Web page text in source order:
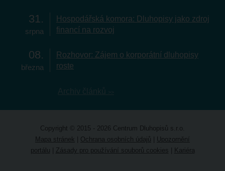
31
srpna
Hospodářská komora: Dluhopisy jako zdroj
financí na rozvoj
08
března
Rozhovor: Zájem o korporátní dluhopisy
roste
Copyright © 2015 - 2026 Centrum Dluhopisů s.r.o.
Mapa stránek
Ochrana osobních údajů
Upozornění
portálu
Zásady pro používání souborů cookies Kariéra